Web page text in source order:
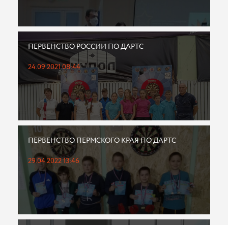
ПЕРВЕНСТВО РОССИИ ПО ДАРТС
24.09.2021 08:44
ПЕРВЕНСТВО ПЕРМСКОГО КРАЯ ПО ДАРТС
29.04.2022 13:46